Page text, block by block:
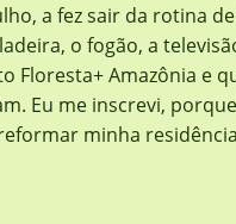
a fez sair da rotina
o fogão, a
Amazônia e
Eu me inscrevi,
minha